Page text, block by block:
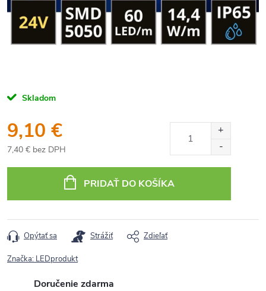
Skladom
9,10 €
7,40 € bez DPH
cena:
PRIDAŤ DO KOŠÍKA
Opýtať sa Strážiť Zdieľať
Značka: LEDprodukt
Doručenie zdarma